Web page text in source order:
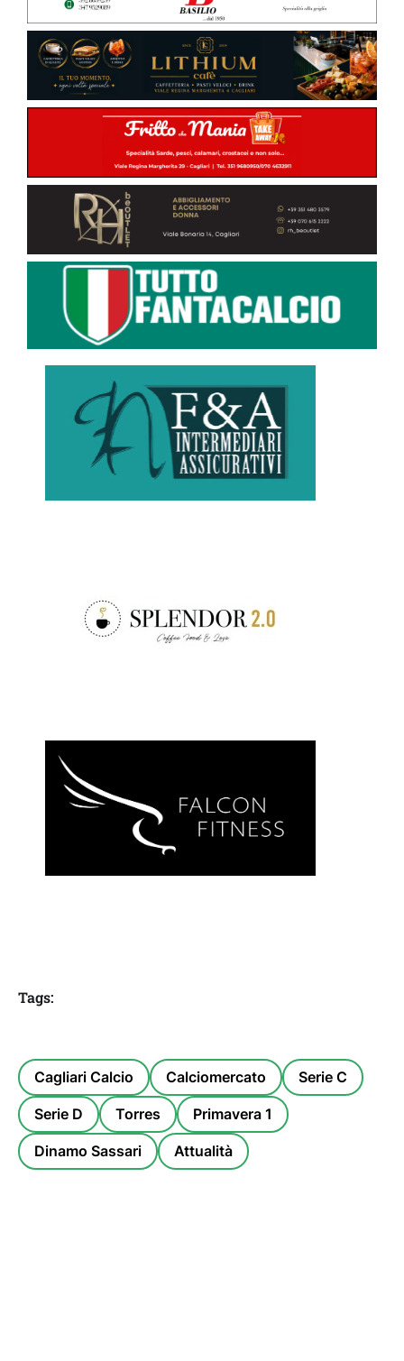
Tags:
Cagliari Calcio Calciomercato Serie C
Serie D Torres Primavera 1
Dinamo Sassari Attualità